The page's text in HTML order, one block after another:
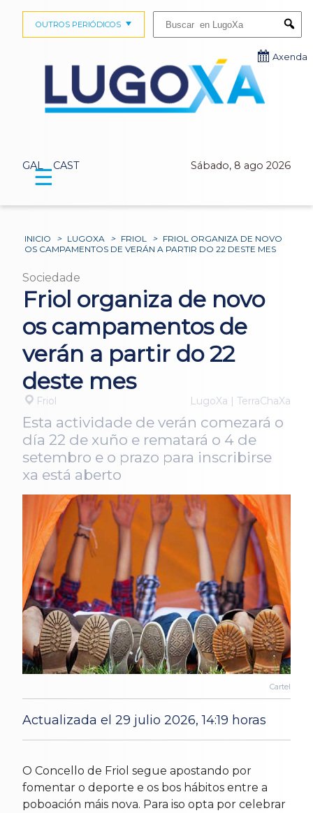
GAL CAST Sábado, 8 ago 2026
OUTROS PERIÓDICOS
Axenda
☰
INICIO > LUGOXA > FRIOL > FRIOL ORGANIZA DE NOVO
OS CAMPAMENTOS DE VERÁN A PARTIR DO 22 DESTE MES
Sociedade
Friol organiza de novo
os campamentos de
verán a partir do 22
deste mes
Friol LugoXa | TerraChaXa
Esta actividade de verán comezará o
día 22 de xuño e rematará o 4 de
setembro e o prazo para inscribirse
xa está aberto
Cartel
Actualizada el 29 julio 2026, 14:19 horas
O Concello de Friol segue apostando por
fomentar o deporte e os bos hábitos entre a
poboación máis nova. Para iso opta por celebrar